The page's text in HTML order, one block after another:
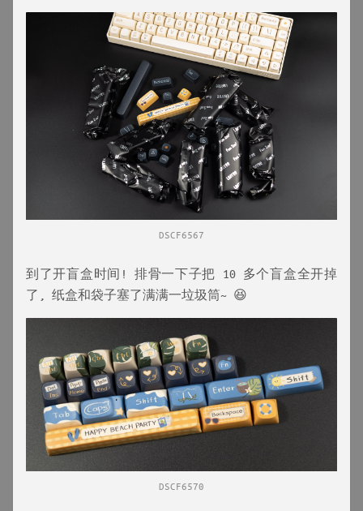
DSCF6567
到了开盲盒时间! 排骨一下子把 10 多个盲盒全开掉
了, 纸盒和袋子塞了满满一垃圾筒~ 😆
DSCF6570